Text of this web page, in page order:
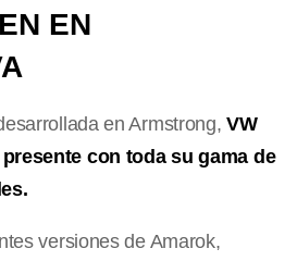
EN
en Armstrong,VW
con toda su gama de
versiones de Amarok,